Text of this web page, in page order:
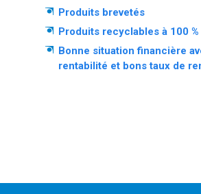
Produits brevetés
Produits recyclables à 100 %
Bonne situation financière
rentabilité et bons taux de